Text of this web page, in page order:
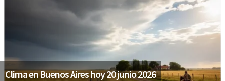
Clima en Buenos Aires hoy 20 junio 2026